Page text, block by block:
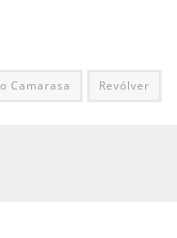
Camarasa Revólver